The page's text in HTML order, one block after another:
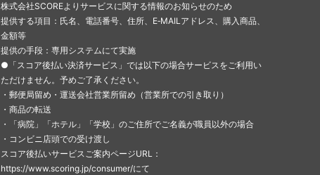
株式会社SCOREよりサービスに関する情報のお知らせのため
提供する項目：氏名、電話番号、住所、E‐MAILアドレス、購入商品、
金額等
提供の手段：専用システムにて実施
●「スコア後払い決済サービス」では以下の場合サービスをご利用い
ただけません。予めご了承ください。
・郵便局留め・運送会社営業所留め（営業所での引き取り）
・商品の転送
・「病院」「ホテル」「学校」のご住所でご名義が職員以外の場合
・コンビニ店頭での受け渡し
スコア後払いサービスご案内ページURL：
https://www.scoring.jp/consumer/にて